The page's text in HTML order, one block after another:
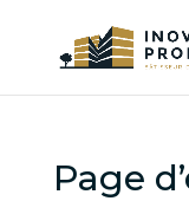
Page